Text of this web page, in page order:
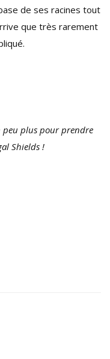
de ses racines tout
que très rarement
peu plus pour prendre
Shields !